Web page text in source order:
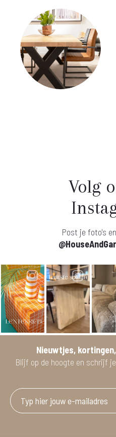
Volg
Post je foto's en
Nieuwtjes,
Blijf op de hoogte en schrijf